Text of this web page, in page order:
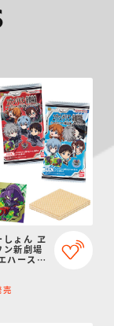
しょん ヱ
ン新劇場
ハース補
売